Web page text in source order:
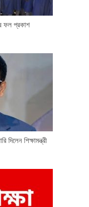
ফল প্রকাশ
দিলেন শিক্ষামন্ত্রী